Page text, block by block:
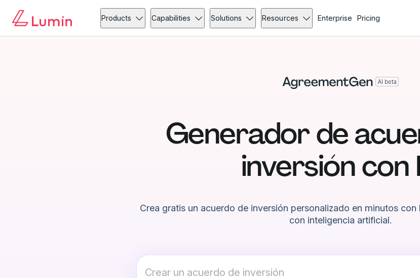
Products Capabilities Solutions Resources Enterprise Pricing
Generador de
inversión con
Crea gratis un acuerdo de inversión personalizado en minutos
con inteligencia artificial.